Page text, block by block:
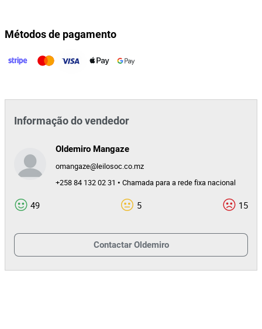
Métodos de pagamento
Informação do vendedor
Oldemiro Mangaze
omangaze@leilosoc.co.mz
+258 84 132 02 31 • Chamada para a rede fixa nacional
49 5 15
Contactar Oldemiro